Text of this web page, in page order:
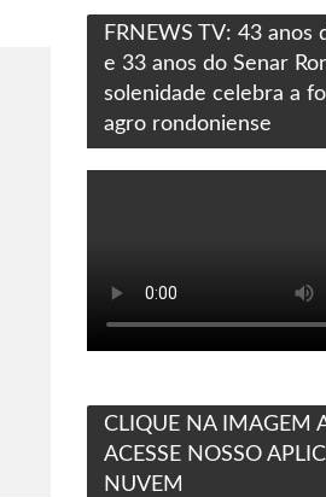
FRNEWS TV: 43 anos
e 33 anos do Senar
solenidade celebra a
agro rondoniense
CLIQUE NA IMAGEM
ACESSE NOSSO
NUVEM